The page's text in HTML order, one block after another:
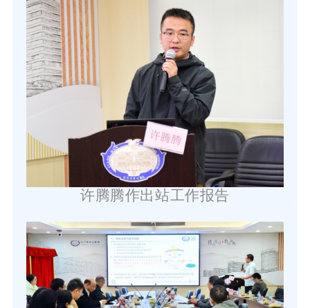
许腾腾作出站工作报告